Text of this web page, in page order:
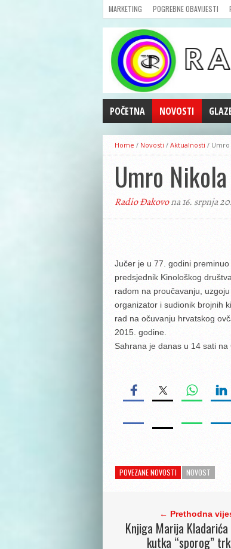
MARKETING POGREBNE OBAVIJESTI
POČETNA NOVOSTI
AKTUALNOSTI
CRNA KRONIKA
POLITIKA
ZANIMLJIVOSTI
GOSPODARSTVO
KULTURA
Home / Novosti / Aktualnosti /
Umro
Radio Đakovona 16. srpnja
Jučer je u 77. godini
predsjednik Kinološkog
radom na proučavanju,
organizator i sudionik brojnih
rad na očuvanju hrvatskog
2015. godine.
Sahrana je danas u 14 sati
POVEZANE NOVOSTI NOVOST
← Prethodna
Knjiga Marija
kutka “sporog”